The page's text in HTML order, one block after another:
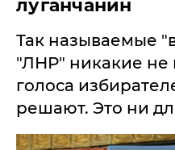
луганчанин
Так называемые
"ЛНР" никакие не
голоса
решают. Это ни